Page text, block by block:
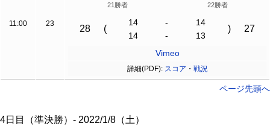
11:00 23
21勝者 22勝者
28 (
14 -
14
14
- 13
) 27
Vimeo
詳細(PDF): スコア ・ 戦況
ページ先頭へ
4日目（準決勝）- 2022/1/8（土）